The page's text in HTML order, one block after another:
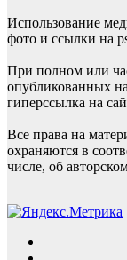
Использование
фото и ссылки на
При полном или
опубликованных на
гиперссылка на
Все права на
охраняются в
числе, об